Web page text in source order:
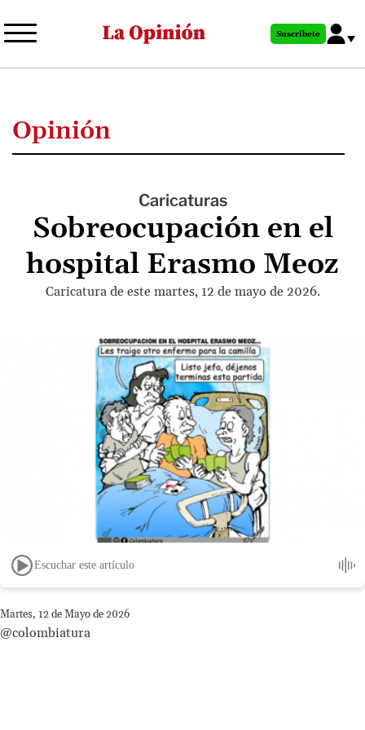
al
principal
Suscríbete
Opinión
Caricaturas
Sobreocupación en el
hospital Erasmo Meoz
Caricatura de este martes, 12 de mayo de 2026.
Escuchar este artículo
Martes, 12 de Mayo de 2026
@colombiatura